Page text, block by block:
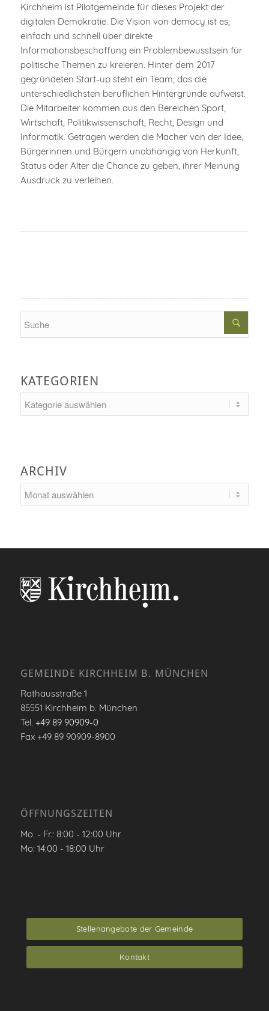
Kirchheim ist Pilotgemeinde für dieses Projekt der
digitalen Demokratie. Die Vision von democy ist es,
einfach und schnell über direkte
Informationsbeschaffung ein Problembewusstsein für
politische Themen zu kreieren. Hinter dem 2017
gegründeten Start-up steht ein Team, das die
unterschiedlichsten beruflichen Hintergründe aufweist.
Die Mitarbeiter kommen aus den Bereichen Sport,
Wirtschaft, Politikwissenschaft, Recht, Design und
Informatik. Getragen werden die Macher von der Idee,
Bürgerinnen und Bürgern unabhängig von Herkunft,
Status oder Alter die Chance zu geben, ihrer Meinung
Ausdruck zu verleihen.
KATEGORIEN
ARCHIV
GEMEINDE KIRCHHEIM B. MÜNCHEN
Rathausstraße 1
85551 Kirchheim b. München
Tel. +49 89 90909-0
Fax +49 89 90909-8900
ÖFFNUNGSZEITEN
Mo. - Fr.: 8:00 - 12:00 Uhr
Mo: 14:00 - 18:00 Uhr
Stellenangebote der Gemeinde
Kontakt